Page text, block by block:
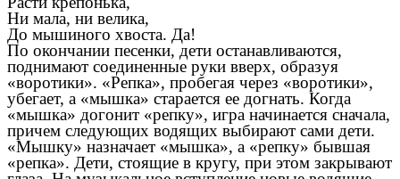
Ни мала, ни велика,
До мышиного хвоста. Да!
По окончании песенки, дети останавливаются,
поднимают соединенные руки вверх, образуя
«воротики». «Репка», пробегая через «воротики»,
убегает, а «мышка» старается ее догнать. Когда
«мышка» догонит «репку», игра начинается сначала,
причем следующих водящих выбирают сами дети.
«Мышку» назначает «мышка», а «репку» бывшая
«репка». Дети, стоящие в кругу, при этом закрывают